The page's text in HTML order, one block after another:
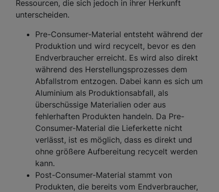
Ressourcen, die sich jedoch in ihrer Herkunft
unterscheiden.
Pre-Consumer-Material entsteht während der
Produktion und wird recycelt, bevor es den
Endverbraucher erreicht. Es wird also direkt
während des Herstellungsprozesses dem
Abfallstrom entzogen. Dabei kann es sich um
Aluminium als Produktionsabfall, als
überschüssige Materialien oder aus
fehlerhaften Produkten handeln. Da Pre-
Consumer-Material die Lieferkette nicht
verlässt, ist es möglich, dass es direkt und
ohne größere Aufbereitung recycelt werden
kann.
Post-Consumer-Material stammt von
Produkten, die bereits vom Endverbraucher,